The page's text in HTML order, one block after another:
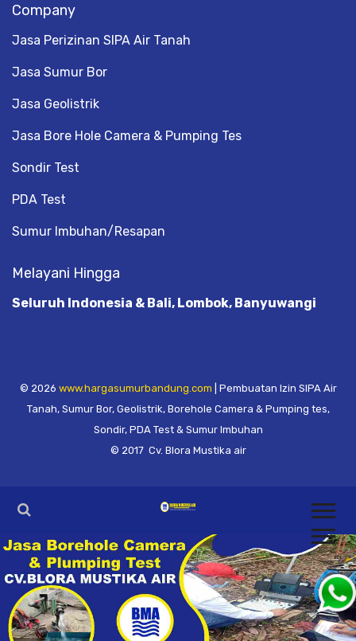
Company
Jasa Perizinan SIPA Air Tanah
Jasa Sumur Bor
Jasa Geolistrik
Jasa Bore Hole Camera & Pumping Tes
Sondir Test
PDA Test
Sumur Imbuhan/Resapan
Melayani Hingga
Seluruh Indonesia & Bali, Lombok, Banyuwangi
© 2026 www.hargasumurbandung.com | Pembuatan Izin SIPA Air
Tanah, Sumur Bor, Geolistrik, Borehole Camera & Pumping tes,
Sondir, PDA Test & Sumur Imbuhan
© 2017 Cv. Blora Mustika air